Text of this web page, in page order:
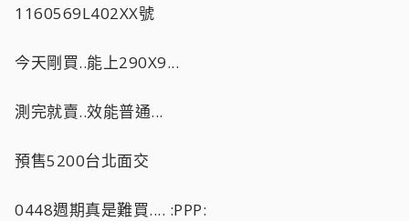
1160569L402XX號
今天剛買..能上290X9...
測完就賣..效能普通...
預售5200台北面交
0448週期真是難買.... :PPP: